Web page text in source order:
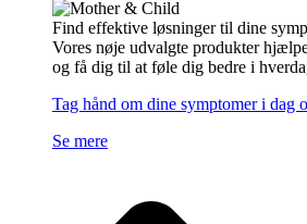
Find effektive løsninger til dine
Vores nøje udvalgte produkter
og få dig til at føle dig bedre i
Tag hånd om dine symptomer i dag
Se mere